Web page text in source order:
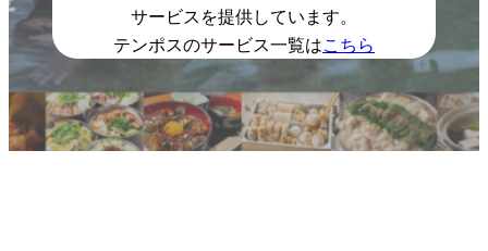
サービスを提供しています。
テンポスのサービス一覧はこちら